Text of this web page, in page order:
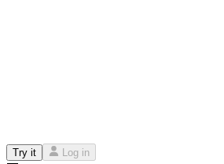
Try it Log in